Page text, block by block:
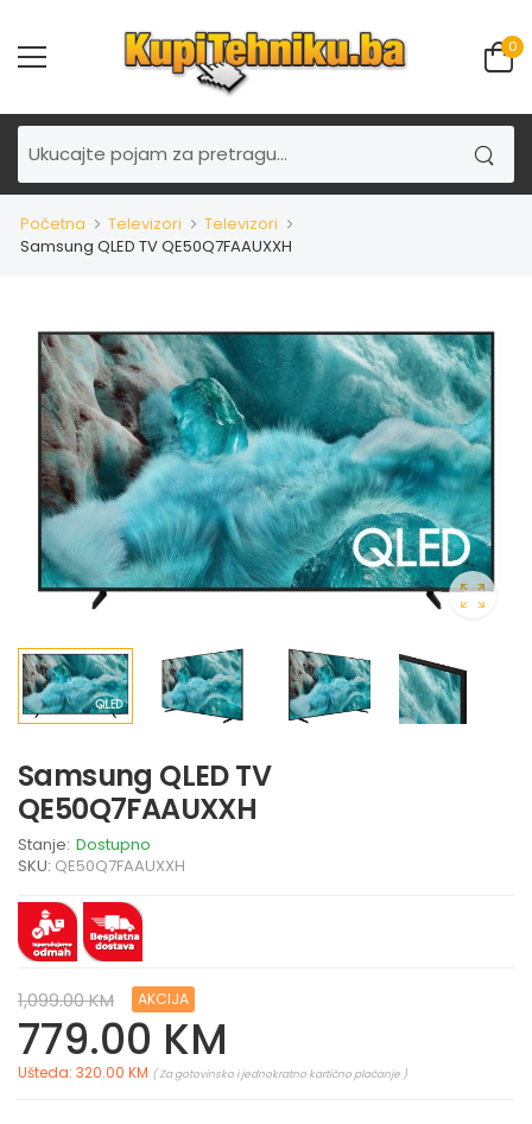
0
Početna Televizori
Televizori
Samsung QLED TV QE50Q7FAAUXXH
Samsung QLED TV
QE50Q7FAAUXXH
Stanje: Dostupno
SKU: QE50Q7FAAUXXH
1,099.00 KM AKCIJA
779.00 KM
Ušteda: 320.00 KM ( Za gotovinsko i jednokratno kartično plaćanje )